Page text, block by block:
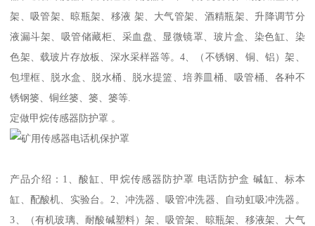
架、吸管架、晾瓶架、移液 架、大气管架、酒精瓶架、升降调节分
液漏斗架、吸管储藏柜、采血盘、显微镜罩、玻片盒、染色缸、染
色架、载玻片存放板、深水采样器等。4、（不锈钢、铜、铝）架、
包埋框、脱水盒、脱水桶、脱水提篮、培养皿桶、吸管桶、各种不
锈钢篓、铜丝篓、篓、篓等.
定做甲烷传感器防护罩 。
产品介绍：1、酸缸、甲烷传感器防护罩 电话防护盒 碱缸、标本
缸、配酸机、实验台。2、冲洗器、吸管冲洗器、自动虹吸冲洗器。
3、（有机玻璃、耐酸碱塑料）架、吸管架、晾瓶架、移液架、大气